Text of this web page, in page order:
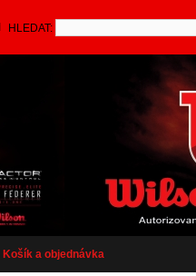
HLEDAT:
Košík a objednávka